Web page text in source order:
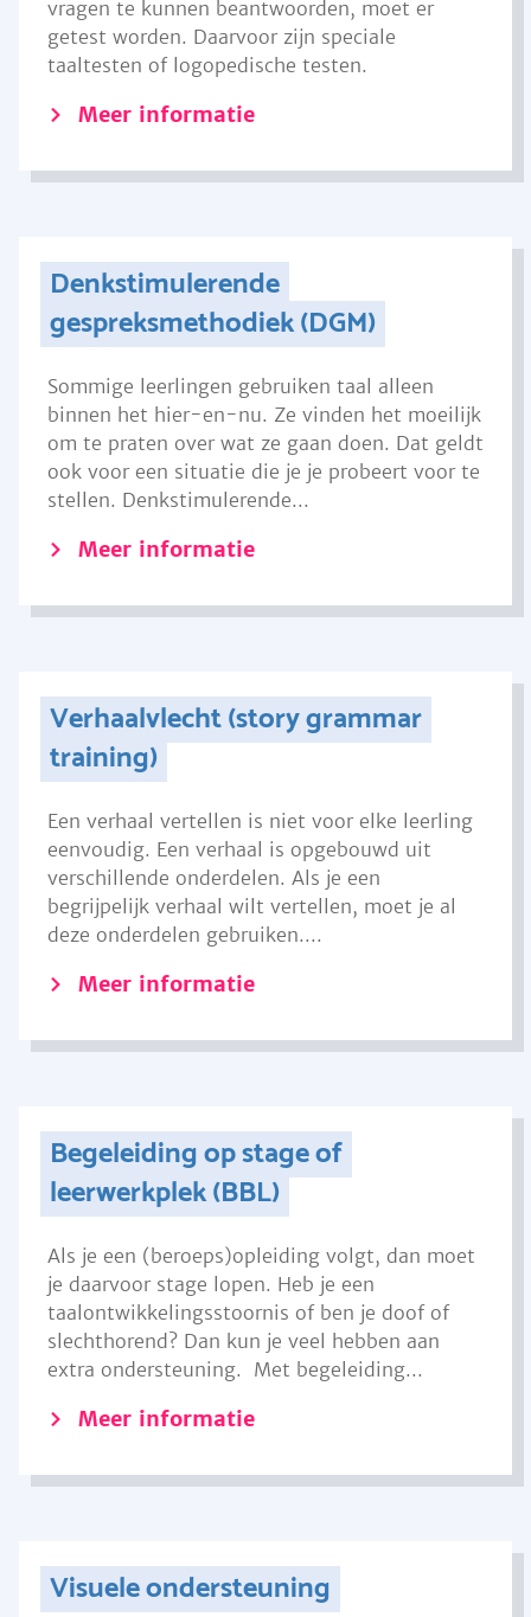
vragen te kunnen beantwoorden, moet er
getest worden. Daarvoor zijn speciale
taaltesten of logopedische testen.
Meer informatie
Denkstimulerende
gespreksmethodiek (DGM)
Sommige leerlingen gebruiken taal alleen
binnen het hier-en-nu. Ze vinden het moeilijk
om te praten over wat ze gaan doen. Dat geldt
ook voor een situatie die je je probeert voor te
stellen. Denkstimulerende...
Meer informatie
Verhaalvlecht (story grammar
training)
Een verhaal vertellen is niet voor elke leerling
eenvoudig. Een verhaal is opgebouwd uit
verschillende onderdelen. Als je een
begrijpelijk verhaal wilt vertellen, moet je al
deze onderdelen gebruiken....
Meer informatie
Begeleiding op stage of
leerwerkplek (BBL)
Als je een (beroeps)opleiding volgt, dan moet
je daarvoor stage lopen. Heb je een
taalontwikkelingsstoornis of ben je doof of
slechthorend? Dan kun je veel hebben aan
extra ondersteuning. Met begeleiding...
Meer informatie
Visuele ondersteuning